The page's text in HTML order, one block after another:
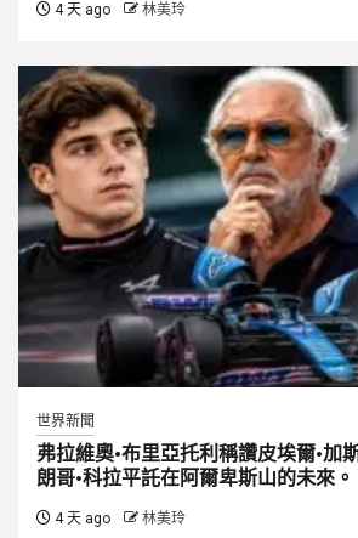
4 天 ago 林美玲
世界新聞
弗拉維奧·布里亞托利稱讚皮埃爾·加
朗哥·科拉平託在阿爾卑斯山的未來。
4 天 ago 林美玲